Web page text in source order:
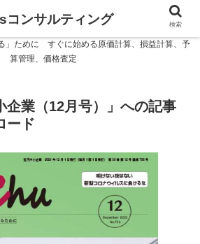
」ために すぐに始める原価計算、損益計算、予
算管理、価格査定
企業（12月号）」への記事
ード
コンサルティング 検索